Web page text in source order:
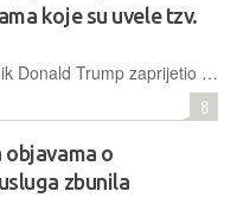
koje su uvele tzv.
Američki predsjednik Donald Trump zaprijetio je uvođenjem carina Ujedinjenom Kraljevstvu ako ne ukine porez na digitalne usluge za američke tehnološke tvrtke
8
objavama o
zbunila